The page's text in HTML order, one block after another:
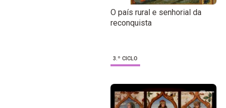
O país rural e senhorial da
reconquista
3.º CICLO